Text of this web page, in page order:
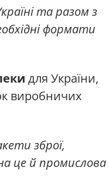
та разом з
формати
для України,
виробничих
зброї,
це й промислова